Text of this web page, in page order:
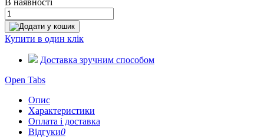
В наявності
Додати у кошик
Купити в один клік
Доставка зручним способом
Open Tabs
Опис
Характеристики
Оплата і доставка
Відгуки0